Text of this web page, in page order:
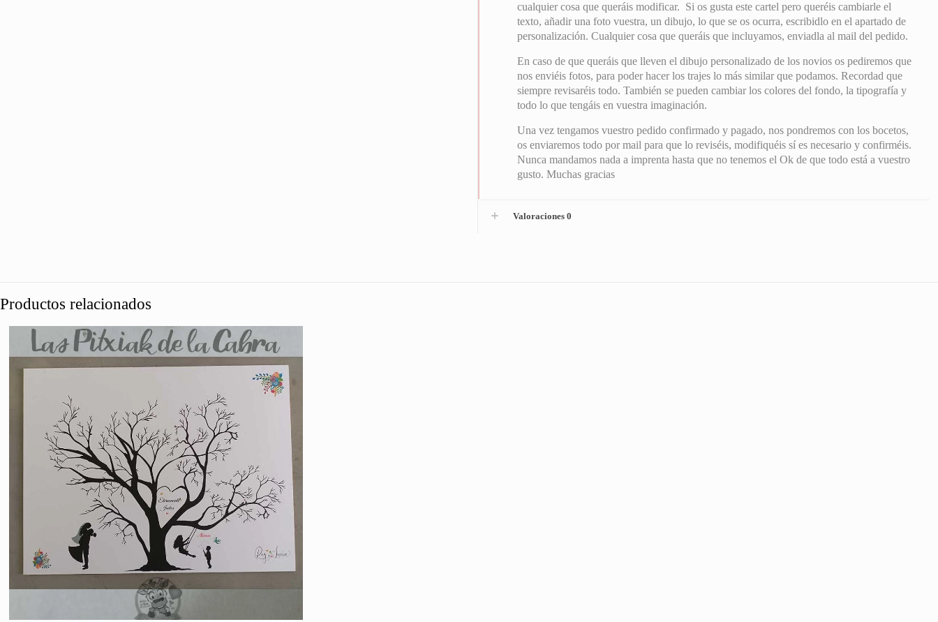
cualquier cosa que queráis modificar. Si os gusta este cartel pero queréis cambiarle el
texto, añadir una foto vuestra, un dibujo, lo que se os ocurra, escribidlo en el apartado de
personalización. Cualquier cosa que queráis que incluyamos, enviadla al mail del pedido.
En caso de que queráis que lleven el dibujo personalizado de los novios os pediremos que
nos enviéis fotos, para poder hacer los trajes lo más similar que podamos. Recordad que
siempre revisaréis todo. También se pueden cambiar los colores del fondo, la tipografía y
todo lo que tengáis en vuestra imaginación.
Una vez tengamos vuestro pedido confirmado y pagado, nos pondremos con los bocetos,
os enviaremos todo por mail para que lo reviséis, modifiquéis sí es necesario y confirméis.
Nunca mandamos nada a imprenta hasta que no tenemos el Ok de que todo está a vuestro
gusto. Muchas gracias
Valoraciones 0
Productos relacionados